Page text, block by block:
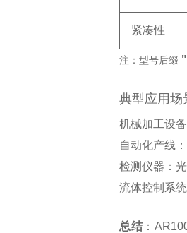
紧凑性
注：型号后缀 ‌
典型应用场
机械加工设备
自动化产线
检测仪器 ：
流体控制系统
总结 ：